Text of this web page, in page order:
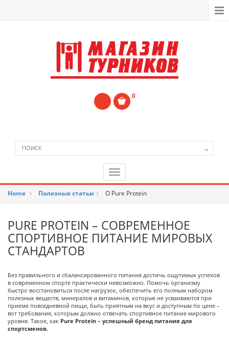
0
→
Home Полезные статьи О Pure Protein
PURE PROTEIN – СОВРЕМЕННОЕ
СПОРТИВНОЕ ПИТАНИЕ МИРОВЫХ
СТАНДАРТОВ
Без правильного и сбалансированного питания достичь ощутимых успехов
в современном спорте практически невозможно. Помочь организму
быстро восстановиться после нагрузок, обеспечить его полным набором
полезных веществ, минералов и витаминов, которые не усваиваются при
приеме повседневной пищи, быть приятным на вкус и доступным по цене –
вот требования, которым должно отвечать спортивное питание мирового
уровня. Такое, как Pure Protein – успешный бренд питания для
спортсменов.